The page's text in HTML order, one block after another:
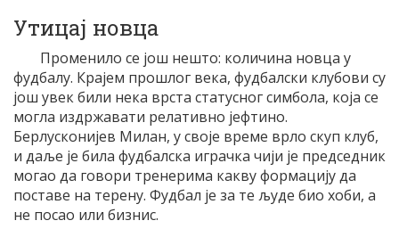
Утицај новца
Променило се још нешто: количина новца у
фудбалу. Крајем прошлог века, фудбалски клубови су
још увек били нека врста статусног симбола, која се
могла издржавати релативно јефтино.
Берлусконијев Милан, у своје време врло скуп клуб,
и даље је била фудбалска играчка чији је председник
могао да говори тренерима какву формацију да
поставе на терену. Фудбал је за те људе био хоби, а
не посао или бизнис.